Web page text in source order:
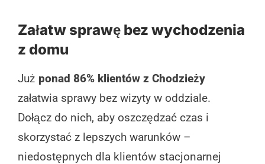
Załatw sprawę bez wychodzenia
z domu
Już ponad 86% klientów z Chodzieży
załatwia sprawy bez wizyty w oddziale.
Dołącz do nich, aby oszczędzać czas i
skorzystać z lepszych warunków –
niedostępnych dla klientów stacjonarnej